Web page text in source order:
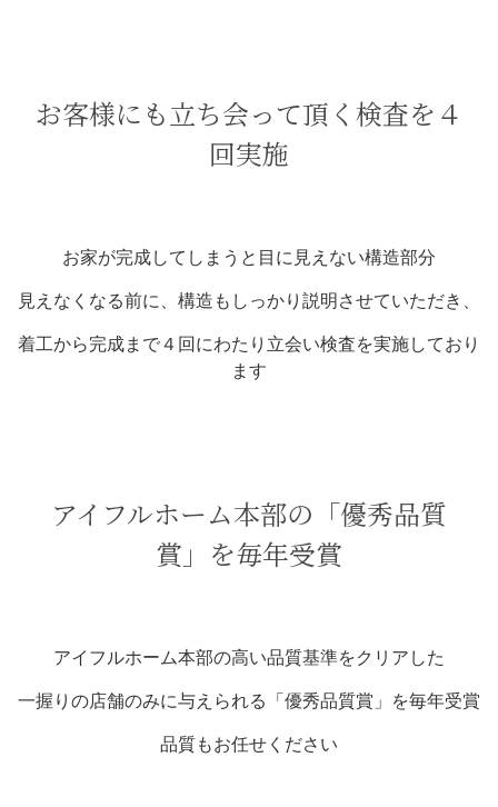
お客様にも立ち会って頂く検査を４
回実施
お家が完成してしまうと目に見えない構造部分
見えなくなる前に、構造もしっかり説明させていただき、
着工から完成まで４回にわたり立会い検査を実施しており
ます
アイフルホーム本部の「優秀品質
賞」を毎年受賞
アイフルホーム本部の高い品質基準をクリアした
一握りの店舗のみに与えられる「優秀品質賞」を毎年受賞
品質もお任せください